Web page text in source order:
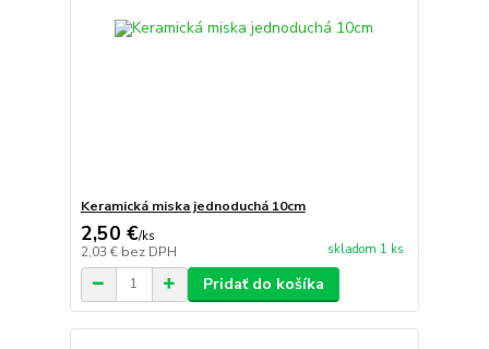
Keramická miska jednoduchá 10cm
2,50 €/ks
2,03 € bez DPH skladom 1 ks
Pridať do košíka